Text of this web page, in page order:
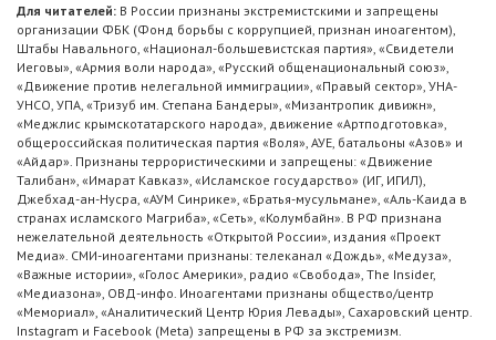
Для читателей: В России признаны экстремистскими и запрещены
организации ФБК (Фонд борьбы с коррупцией, признан иноагентом),
Штабы Навального, «Национал-большевистская партия», «Свидетели
Иеговы», «Армия воли народа», «Русский общенациональный союз»,
«Движение против нелегальной иммиграции», «Правый сектор», УНА-
УНСО, УПА, «Тризуб им. Степана Бандеры», «Мизантропик дивижн»,
«Меджлис крымскотатарского народа», движение «Артподготовка»,
общероссийская политическая партия «Воля», АУЕ, батальоны «Азов» и
«Айдар». Признаны террористическими и запрещены: «Движение
Талибан», «Имарат Кавказ», «Исламское государство» (ИГ, ИГИЛ),
Джебхад-ан-Нусра, «АУМ Синрике», «Братья-мусульмане», «Аль-Каида в
странах исламского Магриба», «Сеть», «Колумбайн». В РФ признана
нежелательной деятельность «Открытой России», издания «Проект
Медиа». СМИ-иноагентами признаны: телеканал «Дождь», «Медуза»,
«Важные истории», «Голос Америки», радио «Свобода», The Insider,
«Медиазона», ОВД-инфо. Иноагентами признаны общество/центр
«Мемориал», «Аналитический Центр Юрия Левады», Сахаровский центр.
Instagram и Facebook (Metа) запрещены в РФ за экстремизм.